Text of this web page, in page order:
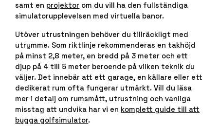
samt en projektor om du vill ha den fullständiga
simulatorupplevelsen med virtuella banor.
Utöver utrustningen behöver du tillräckligt med
utrymme. Som riktlinje rekommenderas en takhöjd
på minst 2,8 meter, en bredd på 3 meter och ett
djup på 4 till 5 meter beroende på vilken teknik du
väljer. Det innebär att ett garage, en källare eller ett
dedikerat rum ofta fungerar utmärkt. Vill du läsa
mer i detalj om rumsmått, utrustning och vanliga
misstag att undvika har vi en komplett guide till att
bygga golfsimulator.